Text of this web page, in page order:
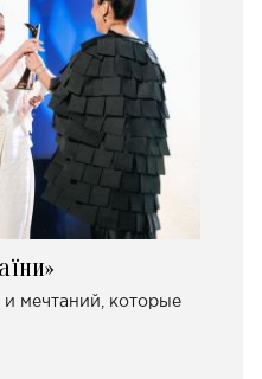
мечтаний, которые